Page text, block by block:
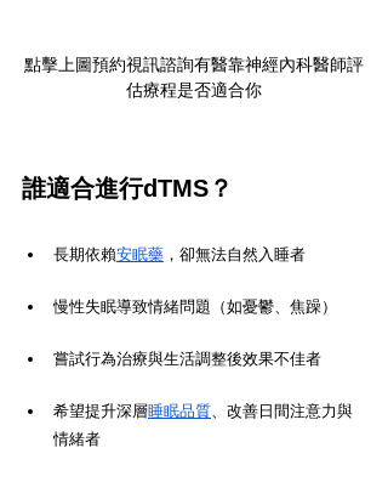
點擊上圖預約視訊諮詢有醫靠神經內科醫師評
估療程是否適合你
誰適合進行dTMS？
長期依賴安眠藥 ，卻無法自然入睡者
慢性失眠導致情緒問題（如憂鬱、焦躁）
嘗試行為治療與生活調整後效果不佳者
希望提升深層睡眠品質 、改善日間注意力與
情緒者